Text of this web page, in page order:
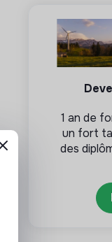
1 an de
un fort
des